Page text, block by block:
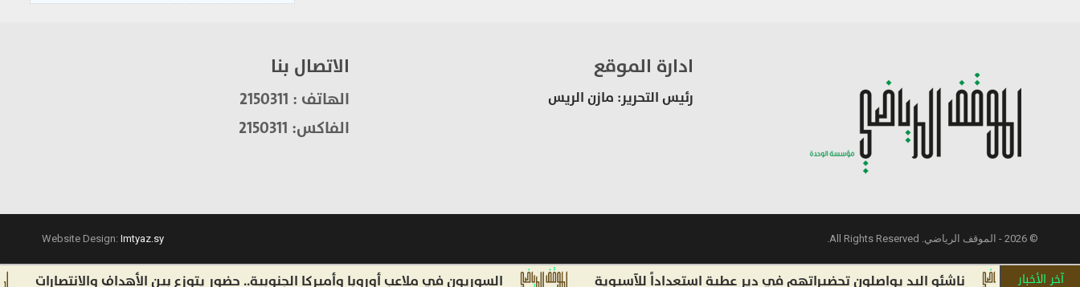
ادارة الموقع
رئيس التحرير: مازن الريس
الاتصال بنا
الهاتف : 2150311
الفاكس: 2150311
© 2026 - الموقف الرياضي. All Rights Reserved. Website Design: Imtyaz.sy
آخر الأخبار ناشئو اليد يواصلون تحضيراتهم في دير عطية استعداداً للآسيوية السوريون في ملاعب أوروبا وأميركا الجنوبية.. حضور يتوزع بين الأهداف والانتصارات